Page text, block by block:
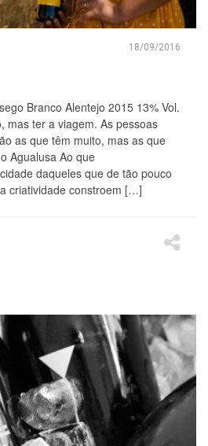
18/09/2016
Branco Alentejo 2015 13% Vol.
mas ter a viagem. As pessoas
as que têm muito, mas as que
Agualusa Ao que
daqueles que de tão pouco
criatividade constroem […]